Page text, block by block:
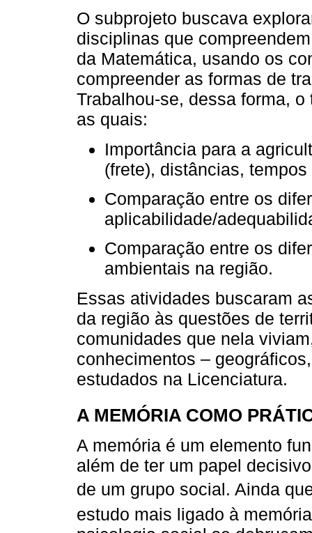
O subprojeto buscava
disciplinas que
da Matemática, usando os
compreender as formas de
Trabalhou-se, dessa forma,
as quais:
Importância para a
(frete), distâncias,
Comparação entre os
aplicabilidade/
Comparação entre os
ambientais na região.
Essas atividades buscaram
da região às questões de
comunidades que nela
conhecimentos –
estudados na Licenciatura.
A MEMÓRIA COMO
A memória é um elemento
além de ter um papel
de um grupo social. Ainda
estudo mais ligado à